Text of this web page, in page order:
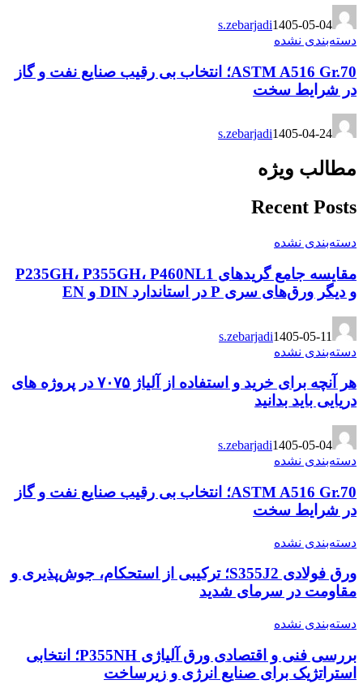
s.zebarjadi1405-05-04
دسته‌بندی نشده
ASTM A516 Gr.70؛ انتخاب بی رقیب صنایع نفت و گاز
در شرایط سخت
s.zebarjadi1405-04-24
مطالب ویژه
Recent Posts
دسته‌بندی نشده
مقایسه جامع گریدهای P235GH، P355GH، P460NL1
و دیگر ورق‌های سری P در استاندارد DIN و EN
s.zebarjadi1405-05-11
دسته‌بندی نشده
هر آنچه برای خرید و استفاده از آلیاژ ۷۰۷۵ در پروژه های
دریایی باید بدانید
s.zebarjadi1405-05-04
دسته‌بندی نشده
ASTM A516 Gr.70؛ انتخاب بی رقیب صنایع نفت و گاز
در شرایط سخت
دسته‌بندی نشده
ورق فولادی S355J2؛ ترکیبی از استحکام، جوش‌پذیری و
مقاومت در سرمای شدید
دسته‌بندی نشده
بررسی فنی و اقتصادی ورق آلیاژی P355NH؛ انتخابی
استراتژیک برای صنایع انرژی و زیرساخت